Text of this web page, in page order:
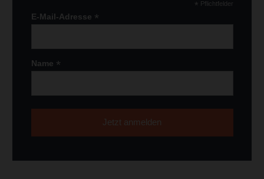
* Pflichtfelder
E-Mail-Adresse *
Name *